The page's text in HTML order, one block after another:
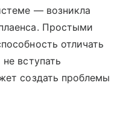
— возникла
Простыми
отличать
вступать
создать проблемы